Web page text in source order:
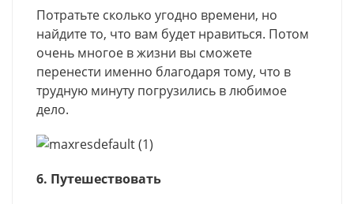
Потратьте сколько угодно времени, но
найдите то, что вам будет нравиться. Потом
очень многое в жизни вы сможете
перенести именно благодаря тому, что в
трудную минуту погрузились в любимое
дело.
6. Путешествовать